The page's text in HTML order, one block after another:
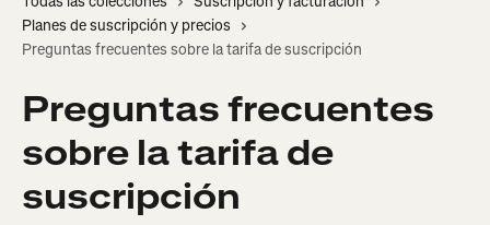
Planes de suscripción y precios
Preguntas frecuentes sobre la tarifa de suscripción
Preguntas frecuentes
sobre la tarifa de
suscripción